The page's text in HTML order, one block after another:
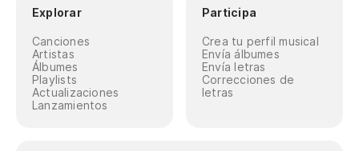
Explorar
Canciones
Artistas
Álbumes
Playlists
Actualizaciones
Lanzamientos
Participa
Crea tu perfil musical
Envía álbumes
Envía letras
Correcciones de
letras